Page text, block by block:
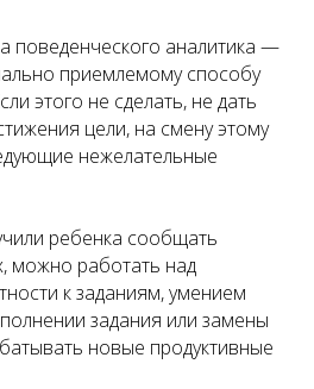
поведенческого аналитика —
приемлемому способу
этого не сделать, не дать
цели, на смену этому
нежелательные
ребенка сообщать
можно работать над
к заданиям, умением
задания или замены
новые продуктивные